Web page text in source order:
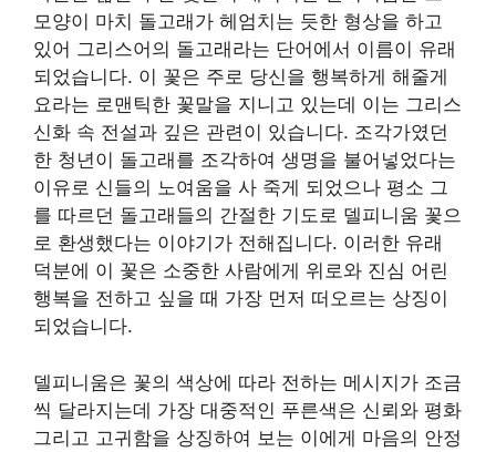
모양이 마치 돌고래가 헤엄치는 듯한 형상을 하고
있어 그리스어의 돌고래라는 단어에서 이름이 유래
되었습니다. 이 꽃은 주로 당신을 행복하게 해줄게
요라는 로맨틱한 꽃말을 지니고 있는데 이는 그리스
신화 속 전설과 깊은 관련이 있습니다. 조각가였던
한 청년이 돌고래를 조각하여 생명을 불어넣었다는
이유로 신들의 노여움을 사 죽게 되었으나 평소 그
를 따르던 돌고래들의 간절한 기도로 델피니움 꽃으
로 환생했다는 이야기가 전해집니다. 이러한 유래
덕분에 이 꽃은 소중한 사람에게 위로와 진심 어린
행복을 전하고 싶을 때 가장 먼저 떠오르는 상징이
되었습니다.
델피니움은 꽃의 색상에 따라 전하는 메시지가 조금
씩 달라지는데 가장 대중적인 푸른색은 신뢰와 평화
그리고 고귀함을 상징하여 보는 이에게 마음의 안정